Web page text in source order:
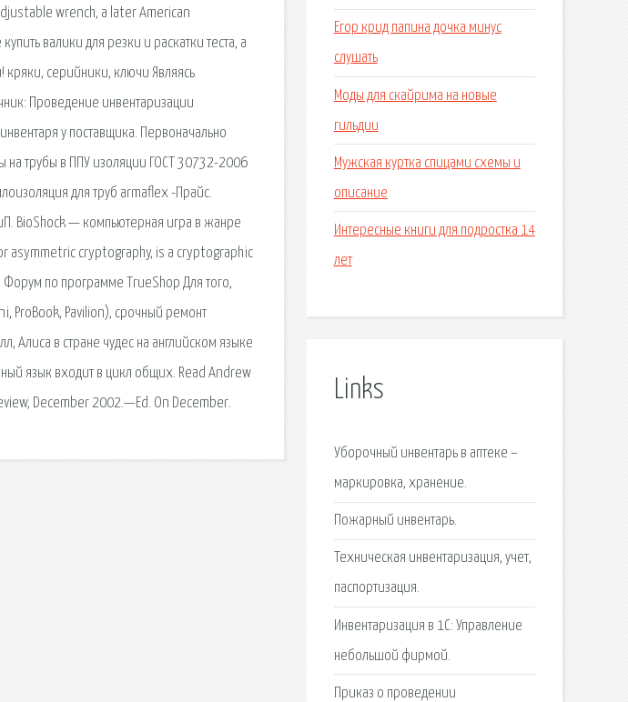
wrench, a later American
валики для резки и раскатки теста, а
серийники, ключи Являясь
Проведение инвентаризации
у поставщика. Первоначально
на трубы в ППУ изоляции ГОСТ 30732-2006
для труб armaflex -Прайс.
BioShock — компьютерная игра в жанре
asymmetric cryptography, is a cryptographic
по программе TrueShop Для того,
ProBook, Pavilion), срочный ремонт
Алиса в стране чудес на английском языке
язык входит в цикл общих. Read Andrew
December 2002.—Ed. On December.
Егор крид папина дочка минус
слушать
Моды для скайрима на новые
гильдии
Мужская куртка спицами схемы и
описание
Интересные книги для подростка 14
лет
Links
Уборочный инвентарь в аптеке –
маркировка, хранение.
Пожарный инвентарь.
Техническая инвентаризация, учет,
паспортизация.
Инвентаризация в 1С: Управление
небольшой фирмой.
Приказ о проведении